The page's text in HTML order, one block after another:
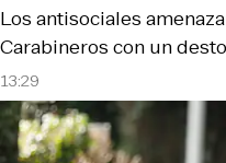
13:29
Los antisociales
Carabineros con un